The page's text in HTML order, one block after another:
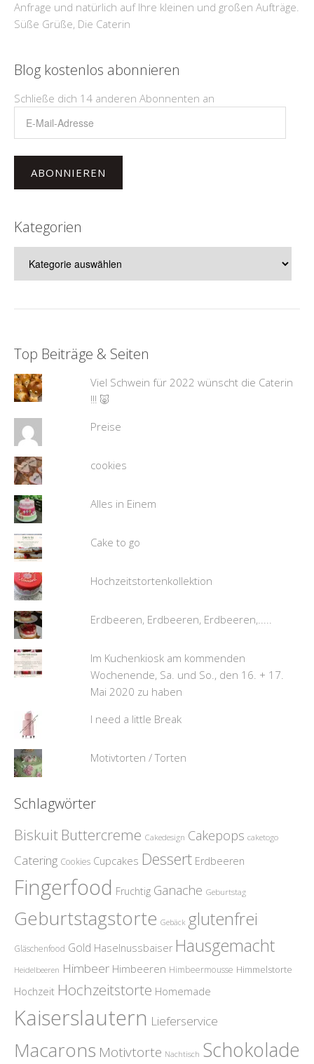
Anfrage und natürlich auf Ihre kleinen und großen Aufträge.
Süße Grüße, Die Caterin
Blog kostenlos abonnieren
Schließe dich 14 anderen Abonnenten an
Mail-
ABONNIEREN
Kategorien
Top Beiträge & Seiten
Viel Schwein für 2022 wünscht die Caterin
!!! 🐷
Preise
cookies
Alles in Einem
Cake to go
Hochzeitstortenkollektion
Erdbeeren, Erdbeeren, Erdbeeren,.....
Im Kuchenkiosk am kommenden
Wochenende, Sa. und So., den 16. + 17.
Mai 2020 zu haben
I need a little Break
Motivtorten / Torten
Schlagwörter
Biskuit Buttercreme Cakedesign Cakepops caketogo
Catering Cookies Cupcakes Dessert Erdbeeren
Fingerfood Fruchtig Ganache Geburtstag
Geburtstagstorte Gebäck glutenfrei
Gläschenfood Gold Haselnussbaiser Hausgemacht
Heidelbeeren Himbeer Himbeeren Himbeermousse Himmelstorte
Hochzeit Hochzeitstorte Homemade
Kaiserslautern Lieferservice
Macarons Motivtorte Nachtisch Schokolade